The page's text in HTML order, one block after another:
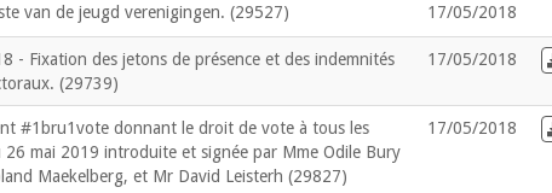
van de jeugd verenigingen. (29527) 17/05/2018
- Fixation des jetons de présence et des indemnités
(29739)
17/05/2018
#1bru1vote donnant le droit de vote à tous les
mai 2019 introduite et signée par Mme Odile Bury
Maekelberg, et Mr David Leisterh (29827)
17/05/2018